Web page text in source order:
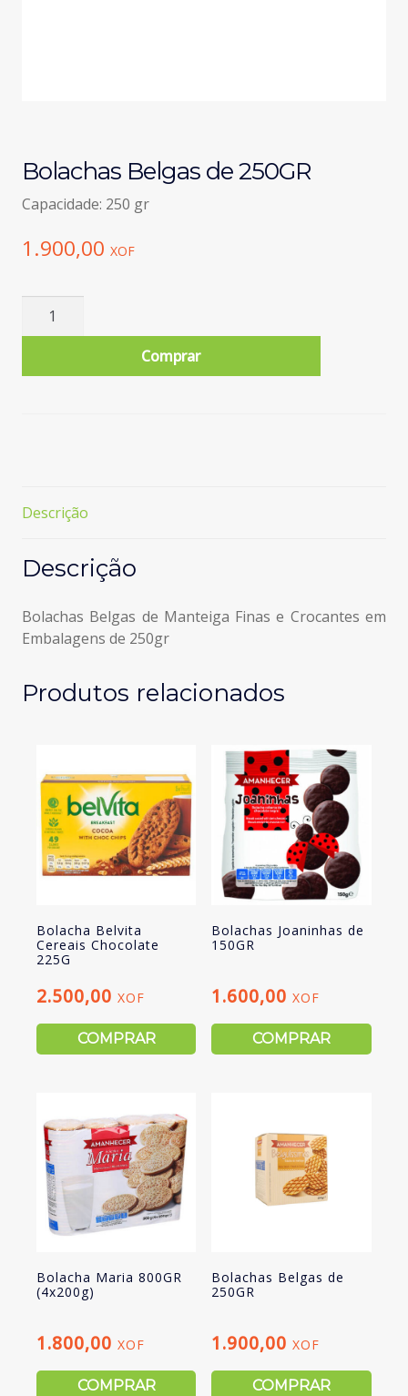
Bolachas Belgas de 250GR
Capacidade: 250 gr
1.900,00 XOF
Quantidade
Belgas
Comprar
Descrição
Descrição
Bolachas Belgas de Manteiga Finas e Crocantes em
Embalagens de 250gr
Produtos relacionados
Bolacha Belvita
Cereais Chocolate
225G
2.500,00 XOF
COMPRAR
Bolachas Joaninhas de
150GR
1.600,00XOF
COMPRAR
Bolacha Maria 800GR
(4x200g)
1.800,00 XOF
COMPRAR
Bolachas Belgas de
250GR
1.900,00XOF
COMPRAR